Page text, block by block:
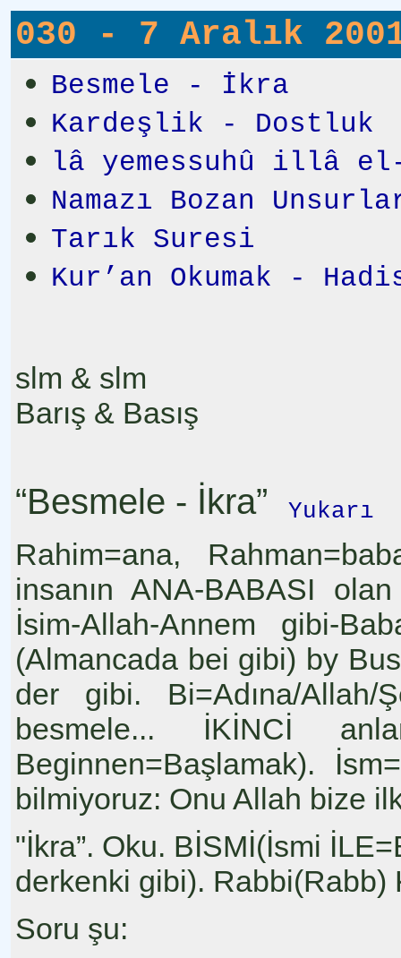
030 - 7 Aralık 2001
Besmele - İkra
Kardeşlik - Dostluk
lâ yemessuhû illâ el-
Namazı Bozan
Tarık Suresi
Kur’an Okumak -
slm & slm
Barış & Basış
“Besmele - İkra” Yukarı
Rahim=ana,
insanın ANA-BABASI
İsim-Allah-Annem gibi-
(Almancada bei gibi) by
der gibi. Bi=Adına/Allah/
besmele... İKİNCİ
Beginnen=Başlamak).
bilmiyoruz: Onu Allah bize
"İkra”. Oku. BİSMİ(İsmi
derkenki gibi). Rabbi(Rabb)
Soru şu: